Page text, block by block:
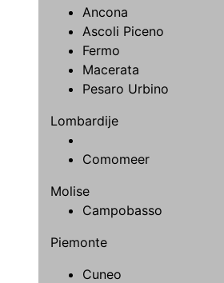
Ancona
Ascoli Piceno
Fermo
Macerata
Pesaro Urbino
Lombardije
Comomeer
Molise
Campobasso
Piemonte
Cuneo